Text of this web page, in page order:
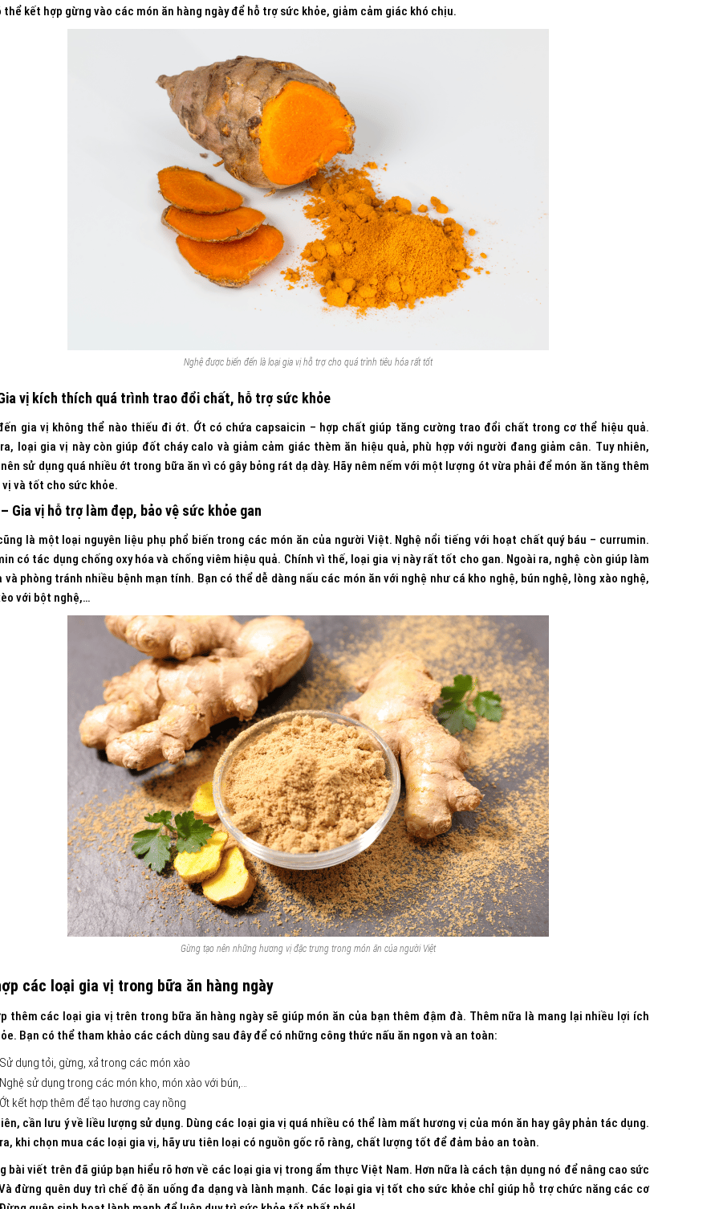
thể kết hợp gừng vào các món ăn hàng ngày để hỗ trợ sức khỏe, giảm cảm giác khó chịu.
Nghệ được biến đến là loại gia vị hỗ trợ cho quá trình tiêu hóa rất tốt
vị kích thích quá trình trao đổi chất, hỗ trợ sức khỏe
gia vị không thể nào thiếu đi ớt. Ớt có chứa capsaicin – hợp chất giúp tăng cường trao đổi chất trong cơ thể hiệu quả.
loại gia vị này còn giúp đốt cháy calo và giảm cảm giác thèm ăn hiệu quả, phù hợp với người đang giảm cân. Tuy nhiên,
sử dụng quá nhiều ớt trong bữa ăn vì có gây bỏng rát dạ dày. Hãy nêm nếm với một lượng ót vừa phải để món ăn tăng thêm
vị và tốt cho sức khỏe.
Gia vị hỗ trợ làm đẹp, bảo vệ sức khỏe gan
là một loại nguyên liệu phụ phổ biến trong các món ăn của người Việt. Nghệ nổi tiếng với hoạt chất quý báu – currumin.
có tác dụng chống oxy hóa và chống viêm hiệu quả. Chính vì thế, loại gia vị này rất tốt cho gan. Ngoài ra, nghệ còn giúp làm
và phòng tránh nhiều bệnh mạn tính. Bạn có thể dễ dàng nấu các món ăn với nghệ như cá kho nghệ, bún nghệ, lòng xào nghệ,
với bột nghệ,…
Gừng tạo nên những hương vị đặc trưng trong món ăn của người Việt
các loại gia vị trong bữa ăn hàng ngày
thêm các loại gia vị trên trong bữa ăn hàng ngày sẽ giúp món ăn của bạn thêm đậm đà. Thêm nữa là mang lại nhiều lợi ích
Bạn có thể tham khảo các cách dùng sau đây để có những công thức nấu ăn ngon và an toàn:
Sử dụng tỏi, gừng, xả trong các món xào
Nghệ sử dụng trong các món kho, món xào với bún,…
Ớt kết hợp thêm để tạo hương cay nồng
cần lưu ý về liều lượng sử dụng. Dùng các loại gia vị quá nhiều có thể làm mất hương vị của món ăn hay gây phản tác dụng.
khi chọn mua các loại gia vị, hãy ưu tiên loại có nguồn gốc rõ ràng, chất lượng tốt để đảm bảo an toàn.
bài viết trên đã giúp bạn hiểu rõ hơn về các loại gia vị trong ẩm thực Việt Nam. Hơn nữa là cách tận dụng nó để nâng cao sức
đừng quên duy trì chế độ ăn uống đa dạng và lành mạnh. Các loại gia vị tốt cho sức khỏe chỉ giúp hỗ trợ chức năng các cơ